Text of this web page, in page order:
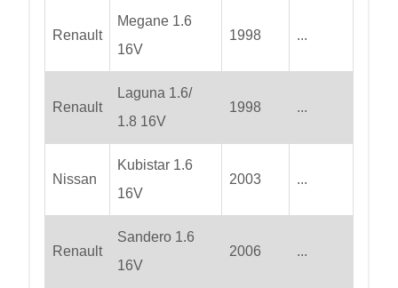
Renault
Megane 1.6
16V
1998 ...
Renault
Laguna 1.6/
1.8 16V
1998 ...
Nissan
Kubistar 1.6
16V
2003 ...
Renault
Sandero 1.6
16V
2006 ...